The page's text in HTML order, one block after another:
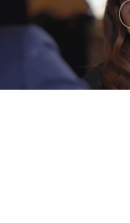
asegurando que se
resurgido, que había
a repetirlo todo
para
sus tres hijos.